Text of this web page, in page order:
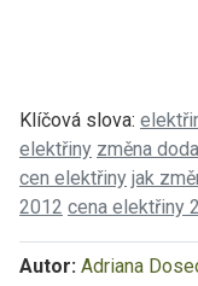
Klíčová slova:
elektřiny změna
cen elektřiny jak
2012 cena elektřiny
Autor: Adriana